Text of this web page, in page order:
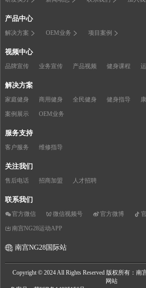
产品中心
解决方案 OEM业务 项目案例
视频中心
品牌宣传 业务宣传 产品视频 健身课程
解决方案
家庭健身 商用健身 全民健身 健身指导
案例展示 OEM业务
服务支持
客户服务 维修指导
关注我们
售后电话 招商加盟 人才招聘
联系我们
官方微信 微信视频号 官方微博
南宫NG28运动APP
南宫NG28国际站
Copyright © 2024 All Rights Reserved 版权所有：
网站